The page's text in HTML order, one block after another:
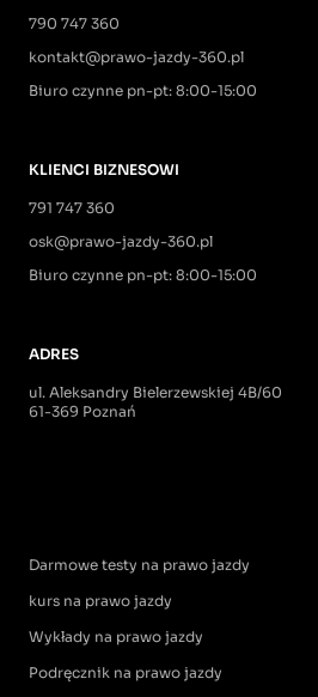
790 747 360
kontakt@prawo-jazdy-360.pl
Biuro czynne pn-pt: 8:00-15:00
KLIENCI BIZNESOWI
791 747 360
osk@prawo-jazdy-360.pl
Biuro czynne pn-pt: 8:00-15:00
ADRES
ul. Aleksandry Bielerzewskiej 4B/60
61-369 Poznań
Darmowe testy na prawo jazdy
kurs na prawo jazdy
Wykłady na prawo jazdy
Podręcznik na prawo jazdy